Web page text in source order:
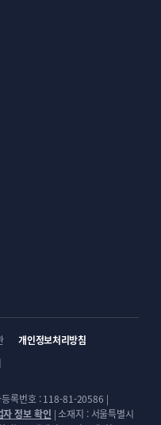
개인정보처리방침
등록번호 : 118-81-20586 |
자 정보 확인 | 소재지 : 서울특별시